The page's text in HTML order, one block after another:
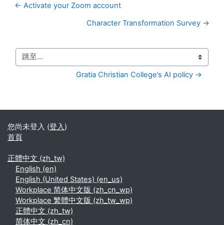
← Activate your Zoom account
Character Transformation Survey →
跳至...
Gratia Christian College’s AI policy →
您尚未登入 (登入)
首頁
正體中文 ‎(zh_tw)‎
English ‎(en)‎
English (United States) ‎(en_us)‎
Workplace 简体中文版 ‎(zh_cn_wp)‎
Workplace 繁體中文版 ‎(zh_tw_wp)‎
正體中文 ‎(zh_tw)‎
简体中文 ‎(zh_cn)‎